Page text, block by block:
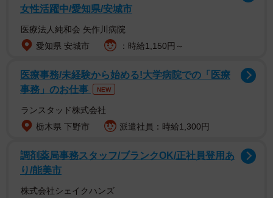
また長女と次女を寝かしつけると、妻はそのまま子どもた
ちの寝室で就寝するため、夫婦の夜の生活は数年来途絶え
たままです。家族を大切にし、仲良く暮らしたいというAさ
んの理想とはかけ離れた現実が毎日繰り返され、「こんな
ました。
この冷たい家庭から安らぎを求め、Aさんはある日、会社帰
女性活躍中/愛知県/安城市
医療法人純和会 矢作川病院
愛知県 安城市
：時給1,150円～
医療事務/未経験から始める!大学病院での「医療
事務」のお仕事
NEW
ランスタッド株式会社
栃木県 下野市
派遣社員：時給1,300円
調剤薬局事務スタッフ/ブランクOK/正社員登用あ
り/能美市
株式会社シェイクハンズ